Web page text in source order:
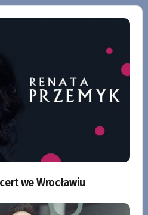
we Wrocławiu